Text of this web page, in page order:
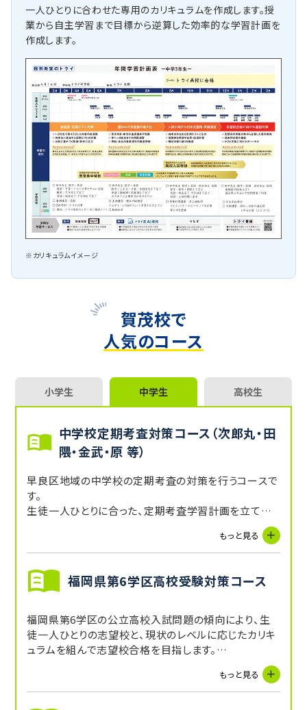
一人ひとりに合わせた専用のカリキュラムを作成します。授
業から自主学習まで目標から逆算した効率的な学習計画を
作成します。
※カリキュラムイメージ
賀茂校で
人気のコース
小学生 中学生 高校生
中学校定期考査対策コース（次郎丸・田
隈・金武・原 等）
早良区地域の中学校の定期考査の対策を行うコースで
す。
生徒一人ひとりに合った、定期考査学習計画を立て対
もっと見る
福岡県第6学区高校受験対策コース
福岡県第6学区の公立高校入試問題の傾向により、生
徒一人ひとりの志望校と、現状のレベルに応じたカリキ
ュラムを組んで志望校合格を目指します。
今まで蓄積されたノウハウにより、過去の問題傾向・対
策などを踏まえ、基礎問題から応用問題まで対応でき
る力をつけていくコースです。
もっと見る